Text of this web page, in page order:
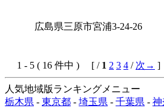
広島県三原市宮浦3-24-26
1 - 5 ( 16 件中 ) [ / 1 2 3 4 / 次→ ]
人気地域版ランキングメニュー
栃木県 - 東京都 - 埼玉県 - 千葉県 - 神